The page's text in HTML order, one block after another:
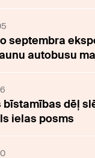
septembra
autobusu
bīstamības dēļ
ielas posms